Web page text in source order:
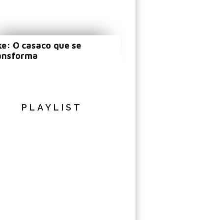
O casaco que se
PLAYLIST